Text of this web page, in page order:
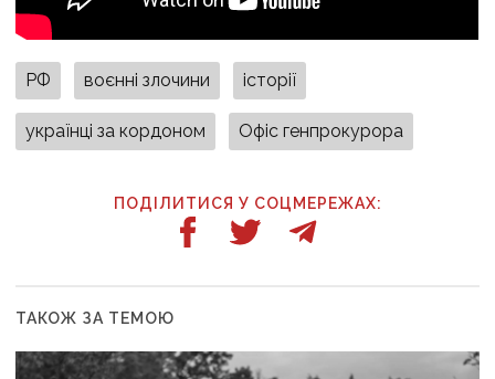
РФ воєнні злочини історії
українці за кордоном Офіс генпрокурора
ПОДІЛИТИСЯ У СОЦМЕРЕЖАХ:
ТАКОЖ ЗА ТЕМОЮ